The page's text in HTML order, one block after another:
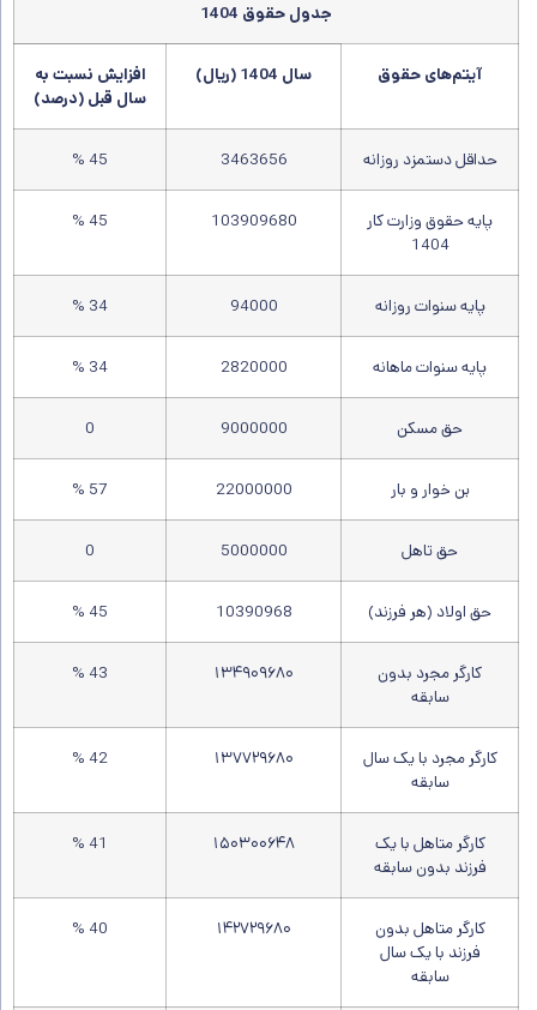
جدول حقوق 1404
آیتم‌های حقوق سال 1404 (ریال)
افزایش نسبت به
سال قبل (درصد)
حداقل دستمزد روزانه 3463656
45 %
پایه حقوق وزارت کار
1404
103909680
45 %
پایه سنوات روزانه 94000
34 %
پایه سنوات ماهانه 2820000
34 %
حق مسکن 9000000
0
بن خوار و بار 22000000
57 %
حق تاهل 5000000
0
حق اولاد (هر فرزند) 10390968
45 %
کارگر مجرد بدون
سابقه
۱۳۴۹۰۹۶۸۰ 43 %
کارگر مجرد با یک سال
سابقه
۱۳۷۷۲۹۶۸۰ 42 %
کارگر متاهل با یک
فرزند بدون سابقه
۱۵۰۳۰۰۶۴۸ 41 %
کارگر متاهل بدون
فرزند با یک سال
سابقه
۱۴۲۷۲۹۶۸۰ 40 %